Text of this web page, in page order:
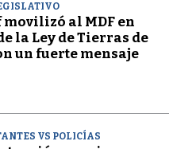
al MDF en
la Ley de Tierras de
un fuerte mensaje
VS POLICÍAS